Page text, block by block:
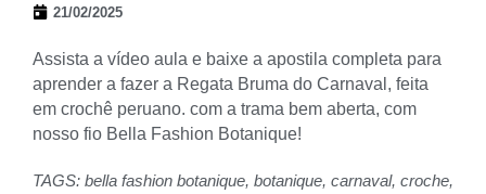
21/02/2025
Assista a vídeo aula e baixe a apostila completa para
aprender a fazer a Regata Bruma do Carnaval, feita
em crochê peruano. com a trama bem aberta, com
nosso fio Bella Fashion Botanique!
TAGS: bella fashion botanique, botanique, carnaval, croche,